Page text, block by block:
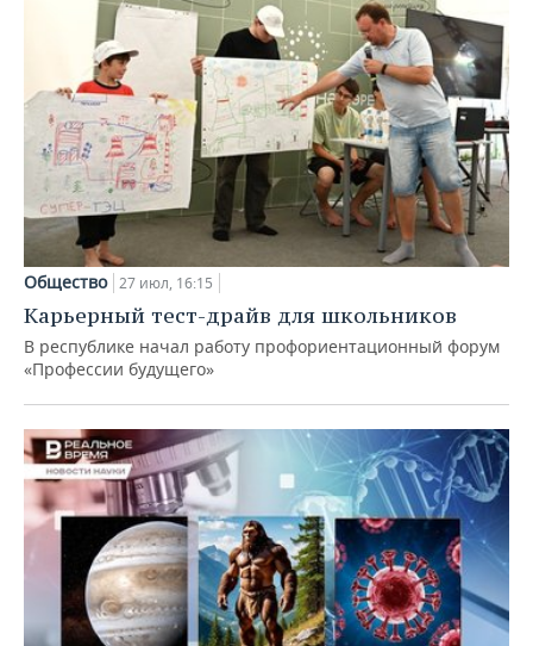
Общество 27 июл, 16:15
Карьерный тест-драйв для школьников
В республике начал работу профориентационный форум
«Профессии будущего»